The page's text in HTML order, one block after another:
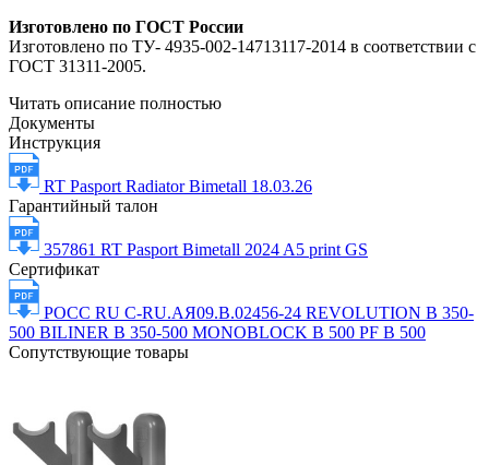
Изготовлено по ГОСТ России
Изготовлено по ТУ- 4935-002-14713117-2014 в соответствии с
ГОСТ 31311-2005.
Читать описание полностью
Документы
Инструкция
RT Pasport Radiator Bimetall 18.03.26
Гарантийный талон
357861 RT Pasport Bimetall 2024 A5 print GS
Сертификат
РОСС RU C-RU.АЯ09.B.02456-24 REVOLUTION B 350-
500 BILINER B 350-500 MONOBLOCK B 500 PF B 500
Сопутствующие товары